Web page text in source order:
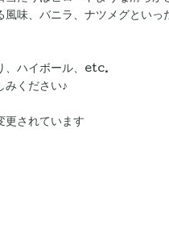
風味、バニラ、ナツメグといっ
、ハイボール、etc.
みください♪
更されています